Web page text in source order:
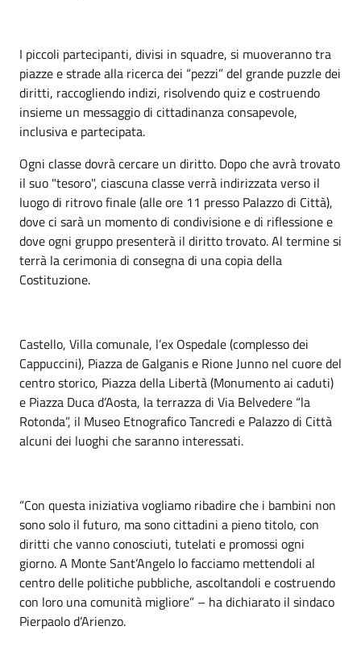
I piccoli partecipanti, divisi in squadre, si muoveranno tra
piazze e strade alla ricerca dei “pezzi” del grande puzzle dei
diritti, raccogliendo indizi, risolvendo quiz e costruendo
insieme un messaggio di cittadinanza consapevole,
inclusiva e partecipata.
Ogni classe dovrà cercare un diritto. Dopo che avrà trovato
il suo "tesoro", ciascuna classe verrà indirizzata verso il
luogo di ritrovo finale (alle ore 11 presso Palazzo di Città),
dove ci sarà un momento di condivisione e di riflessione e
dove ogni gruppo presenterà il diritto trovato. Al termine si
terrà la cerimonia di consegna di una copia della
Costituzione.
Castello, Villa comunale, l’ex Ospedale (complesso dei
Cappuccini), Piazza de Galganis e Rione Junno nel cuore del
centro storico, Piazza della Libertà (Monumento ai caduti)
e Piazza Duca d’Aosta, la terrazza di Via Belvedere “la
Rotonda”, il Museo Etnografico Tancredi e Palazzo di Città
alcuni dei luoghi che saranno interessati.
“Con questa iniziativa vogliamo ribadire che i bambini non
sono solo il futuro, ma sono cittadini a pieno titolo, con
diritti che vanno conosciuti, tutelati e promossi ogni
giorno. A Monte Sant’Angelo lo facciamo mettendoli al
centro delle politiche pubbliche, ascoltandoli e costruendo
con loro una comunità migliore” – ha dichiarato il sindaco
Pierpaolo d’Arienzo.